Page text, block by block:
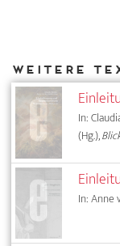
In:
(Hg.),
In: Anne